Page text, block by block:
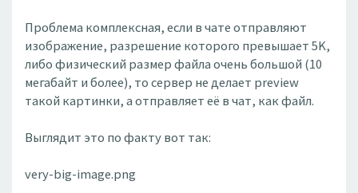
Проблема комплексная, если в чате отправляют
изображение, разрешение которого превышает 5K,
либо физический размер файла очень большой (10
мегабайт и более), то сервер не делает preview
такой картинки, а отправляет её в чат, как файл.
Выглядит это по факту вот так:
very-big-image.png